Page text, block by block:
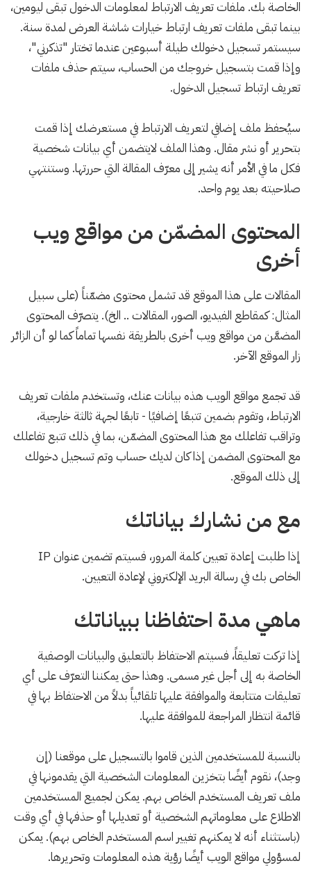
الخاصة بك. ملفات تعريف الارتباط لمعلومات الدخول تبقى ليومين،
بينما تبقى ملفات تعريف ارتباط خيارات شاشة العرض لمدة سنة.
سيستمر تسجيل دخولك طيلة أسبوعين عندما تختار "تذكرني"،
وإذا قمت بتسجيل خروجك من الحساب، سيتم حذف ملفات
تعريف ارتباط تسجيل الدخول.
سيُحفظ ملف إضافي لتعريف الارتباط في مستعرضك إذا قمت
بتحرير أو نشر مقال. وهذا الملف لايتضمن أي بيانات شخصية
فكل ما في الأمر أنه يشير إلى معرّف المقالة التي حررتها. وستنتهي
صلاحيته بعد يوم واحد.
المحتوى المضمّن من مواقع ويب
أخرى
المقالات على هذا الموقع قد تشمل محتوى مضمّناً (على سبيل
المثال: كمقاطع الفيديو، الصور، المقالات .. الخ). يتصرّف المحتوى
المضمَّن من مواقع ويب أخرى بالطريقة نفسها تماماً كما لو أن الزائر
زار الموقع الآخر.
قد تجمع مواقع الويب هذه بيانات عنك، وتستخدم ملفات تعريف
الارتباط، وتقوم بضمين تتبعًا إضافيًا - تابعًا لجهة ثالثة خارجية،
وتراقب تفاعلك مع هذا المحتوى المضمّن، بما في ذلك تتبع تفاعلك
مع المحتوى المضمن إذا كان لديك حساب وتم تسجيل دخولك
إلى ذلك الموقع.
مع من نشارك بياناتك
إذا طلبت إعادة تعيين كلمة المرور، فسيتم تضمين عنوان IP
الخاص بك في رسالة البريد الإلكتروني لإعادة التعيين.
ماهي مدة احتفاظنا ببياناتك
إذا تركت تعليقاً، فسيتم الاحتفاظ بالتعليق والبيانات الوصفية
الخاصة به إلى أجل غير مسمى. وهذا حتى يمكننا التعرّف على أي
تعليقات متتابعة والموافقة عليها تلقائياً بدلاً من الاحتفاظ بها في
قائمة انتظار المراجعة للموافقة عليها.
بالنسبة للمستخدمين الذين قاموا بالتسجيل على موقعنا (إن
وجد)، نقوم أيضًا بتخزين المعلومات الشخصية التي يقدمونها في
ملف تعريف المستخدم الخاص بهم. يمكن لجميع المستخدمين
الاطلاع على معلوماتهم الشخصية أو تعديلها أو حذفها في أي وقت
(باستثناء أنه لا يمكنهم تغيير اسم المستخدم الخاص بهم). يمكن
لمسؤولي مواقع الويب أيضًا رؤية هذه المعلومات وتحريرها.